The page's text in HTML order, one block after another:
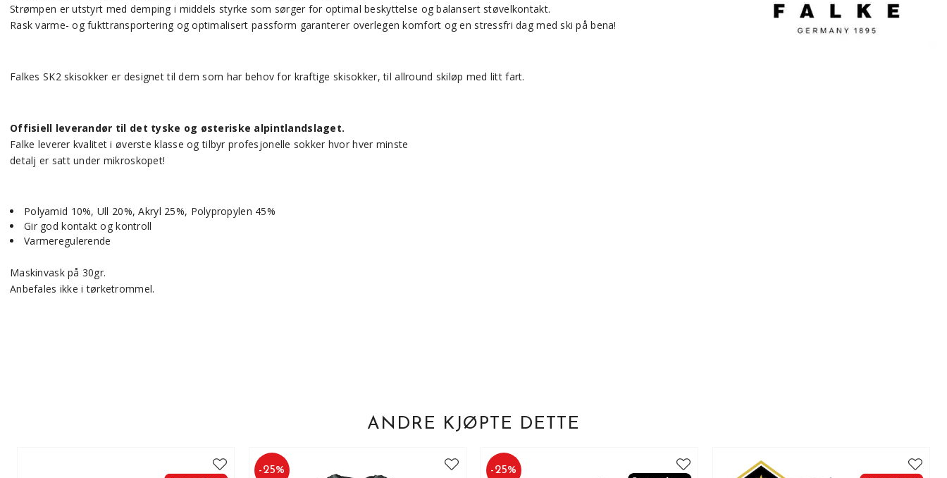
Strømpen er utstyrt med demping i middels styrke som sørger for optimal beskyttelse og balansert støvelkontakt.
Rask varme- og fukttransportering ogoptimalisert passform garanterer overlegen komfort og en stressfri dag med ski på bena!
Falkes SK2 skisokker er designet til dem som har behov for kraftige skisokker, til allround skiløp med litt fart.
Offisiell leverandør til det tyske og østeriske alpintlandslaget.
Falke leverer kvalitet i øverste klasse og tilbyr profesjonelle sokker hvor hver minste
detalj er satt under mikroskopet!
Polyamid 10%, Ull 20%, Akryl 25%, Polypropylen 45%
Gir god kontakt og kontroll
Varmeregulerende
Maskinvask på 30gr.
Anbefales ikke i tørketrommel.
ANDRE KJØPTE DETTE
-25% -25%